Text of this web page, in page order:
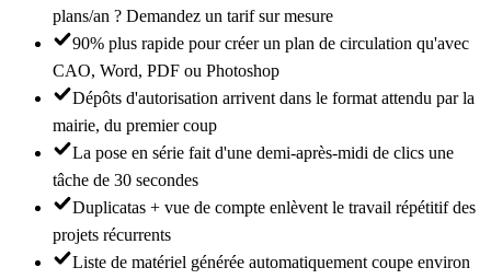
plans/an ? Demandez un tarif sur mesure
90% plus rapide pour créer un plan de circulation qu'avec
CAO, Word, PDF ou Photoshop
Dépôts d'autorisation arrivent dans le format attendu par la
mairie, du premier coup
La pose en série fait d'une demi-après-midi de clics une
tâche de 30 secondes
Duplicatas + vue de compte enlèvent le travail répétitif des
projets récurrents
Liste de matériel générée automatiquement coupe environ